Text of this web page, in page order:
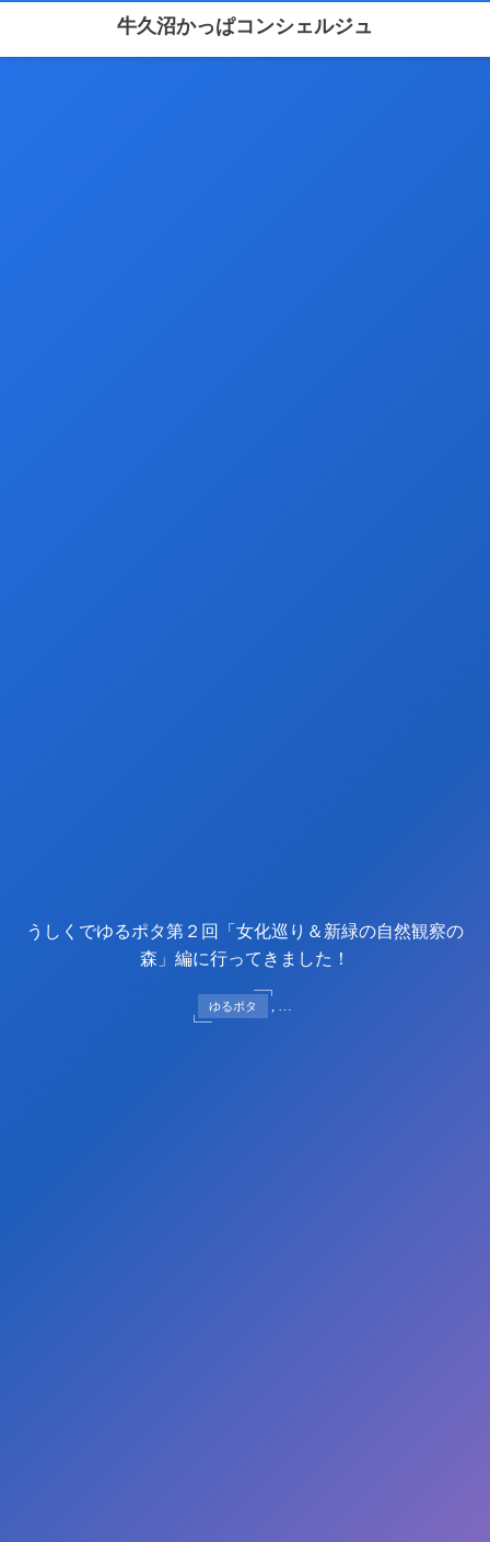
牛久沼かっぱコンシェルジュ
うしくでゆるポタ第２回「女化巡り＆新緑の自然観察の
森」編に行ってきました！
ゆるポタ